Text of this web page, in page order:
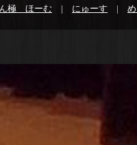
ん極 ほーむ | にゅーす |